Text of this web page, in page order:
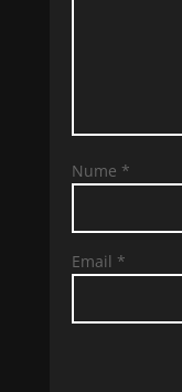
Nume *
Email *